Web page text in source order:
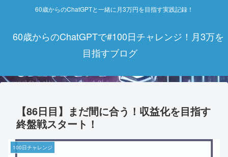
60歳からのChatGPTと一緒に月3万円を目指す実践記録！
60歳からのChatGPTで#100日チャレンジ！月3万を
目指すブログ
【86日目】まだ間に合う！収益化を目指す
終盤戦スタート！
100日チャレンジ